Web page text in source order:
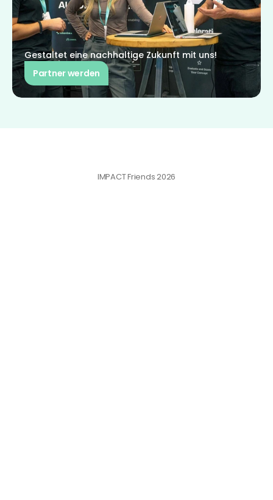
Gestaltet eine nachhaltige Zukunft mit uns!
Partner werden
IMPACT Friends 2026